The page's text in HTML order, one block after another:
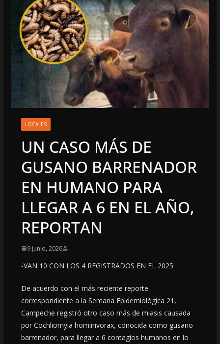
LOCALES
UN CASO MÁS DE
GUSANO BARRENADOR
EN HUMANO PARA
LLEGAR A 6 EN EL AÑO,
REPORTAN
9 junio, 2026
-VAN 10 CON LOS 4 REGISTRADOS EN EL 2025
De acuerdo con el más reciente reporte
correspondiente a la Semana Epidemiológica 21,
Campeche registró otro caso más de miasis causada
por Cochliomyia hominivorax, conocida como gusano
barrenador, para llegar a 6 contagios humanos en lo